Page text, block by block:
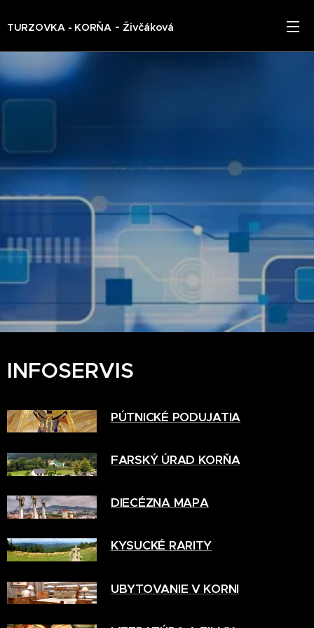
TURZOVKA - KORŇA - Živčáková
INFOSERVIS
PÚTNICKÉ PODUJATIA
FARSKÝ ÚRAD KORŇA
DIECÉZNA MAPA
KYSUCKÉ RARITY
UBYTOVANIE V KORNI